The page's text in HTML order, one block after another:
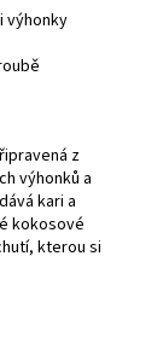
výhonky
z
výhonků a
kari a
kokosové
kterou si